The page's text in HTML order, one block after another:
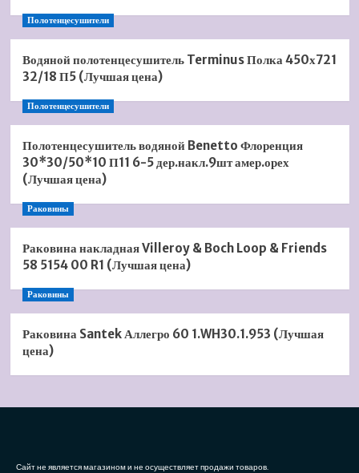
Полотенцесушители
Водяной полотенцесушитель Terminus Полка 450х721
32/18 П5 (Лучшая цена)
Полотенцесушители
Полотенцесушитель водяной Benetto Флоренция
30*30/50*10 П11 6-5 дер.накл.9шт амер.орех
(Лучшая цена)
Раковины
Раковина накладная Villeroy & Boch Loop & Friends
58 5154 00 R1 (Лучшая цена)
Раковины
Раковина Santek Аллегро 60 1.WH30.1.953 (Лучшая
цена)
Сайт не является магазином и не осуществляет продажи товаров.